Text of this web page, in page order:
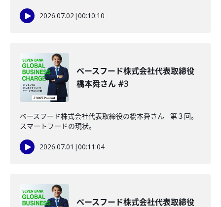
2026.07.02|00:10:10
ベースフード株式会社代表取締役
橋本舜さん #3
ベースフード株式会社代表取締役の橋本舜さん 第３回。
スマートフードの現状。
2026.07.01 |00:11:04
ベースフード株式会社代表取締役